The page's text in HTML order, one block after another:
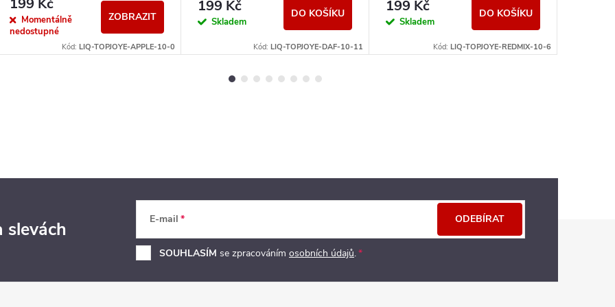
199 Kč
Momentálně
nedostupné
ZOBRAZIT
Kód: LIQ-TOPJOYE-APPLE-10-0
199 Kč
Skladem
DO KOŠÍKU
Kód: LIQ-TOPJOYE-DAF-10-11
199 Kč
Skladem
DO KOŠÍKU
Kód: LIQ-TOPJOYE-REDMIX-10-6
slevách E-mail
SOUHLASÍM se zpracováním osobních údajů.
ODEBÍRAT